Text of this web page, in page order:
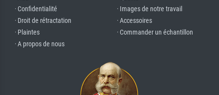
· Confidentialité
· Droit de rétractation
· Plaintes
· A propos de nous
· Images de notre travail
· Accessoires
· Commander un échantillon